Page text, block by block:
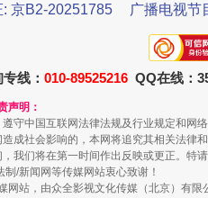
送你一朵小
: 京B2-20251785
广播电视节
线： 010-89525216 QQ在线：
声明：
守中国互联网法律法规及行业规定和
成社会影响的，本网将追究其相关法
我们将在第一时间作出反映或更正。
/新闻网等传媒网站衷心致谢！
网站，由众全影视文化传媒（北京）有